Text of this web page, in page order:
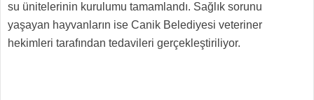
su ünitelerinin kurulumu tamamlandı. Sağlık sorunu
yaşayan hayvanların ise Canik Belediyesi veteriner
hekimleri tarafından tedavileri gerçekleştiriliyor.